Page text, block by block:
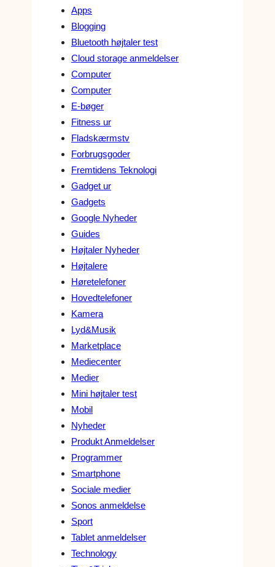
Apps
Blogging
Bluetooth højtaler test
Cloud storage anmeldelser
Computer
Computer
E-bøger
Fitness ur
Fladskærmstv
Forbrugsgoder
Fremtidens Teknologi
Gadget ur
Gadgets
Google Nyheder
Guides
Højtaler Nyheder
Højtalere
Høretelefoner
Hovedtelefoner
Kamera
Lyd&Musik
Marketplace
Mediecenter
Medier
Mini højtaler test
Mobil
Nyheder
Produkt Anmeldelser
Programmer
Smartphone
Sociale medier
Sonos anmeldelse
Sport
Tablet anmeldelser
Technology